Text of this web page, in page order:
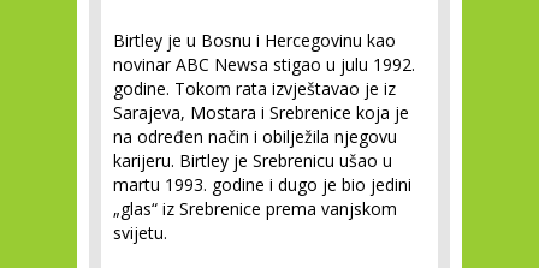
Birtley je u Bosnu i Hercegovinu kao
novinar ABC Newsa stigao u julu 1992.
godine. Tokom rata izvještavao je iz
Sarajeva, Mostara i Srebrenice koja je
na određen način i obilježila njegovu
karijeru. Birtley je Srebrenicu ušao u
martu 1993. godine i dugo je bio jedini
„glas“ iz Srebrenice prema vanjskom
svijetu.